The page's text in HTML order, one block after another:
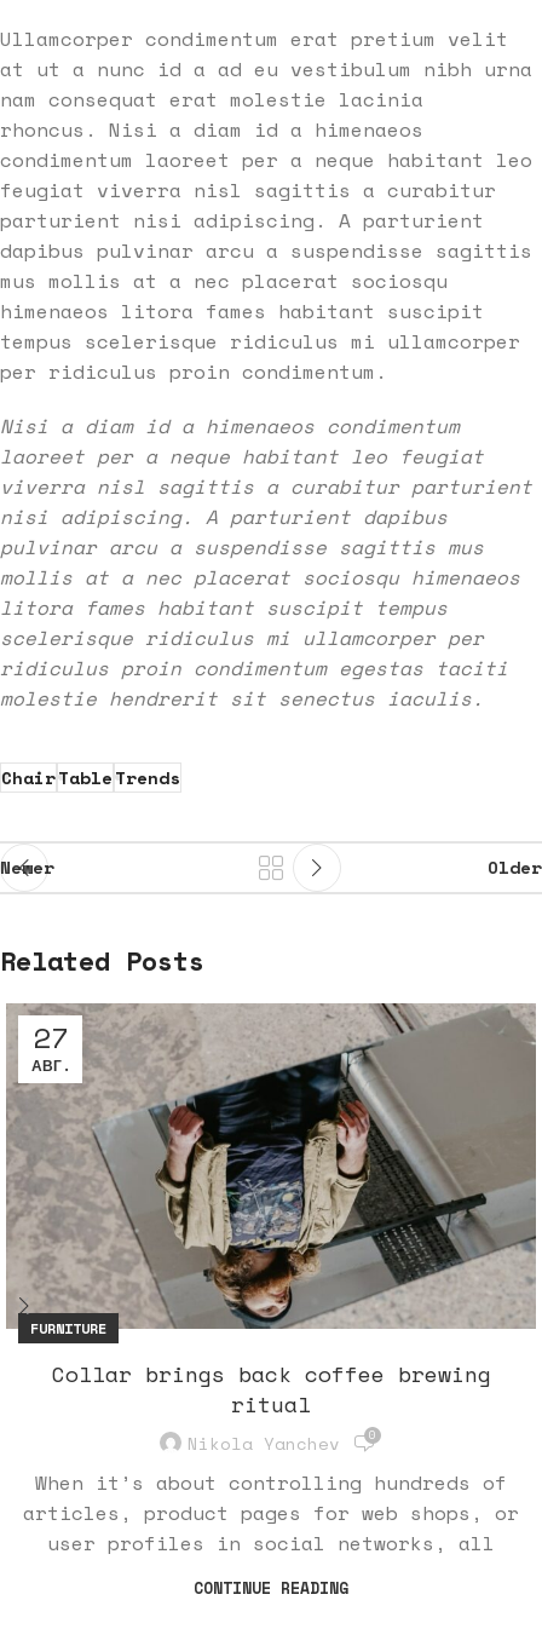
Ullamcorper condimentum erat pretium velit
at ut a nunc id a ad eu vestibulum nibh urna
nam consequat erat molestie lacinia
rhoncus. Nisi a diam id a himenaeos
condimentum laoreet per a neque habitant leo
feugiat viverra nisl sagittis a curabitur
parturient nisi adipiscing. A parturient
dapibus pulvinar arcu a suspendisse sagittis
mus mollis at a nec placerat sociosqu
himenaeos litora fames habitant suscipit
tempus scelerisque ridiculus mi ullamcorper
per ridiculus proin condimentum.
Nisi a diam id a himenaeos condimentum
laoreet per a neque habitant leo feugiat
viverra nisl sagittis a curabitur parturient
nisi adipiscing. A parturient dapibus
pulvinar arcu a suspendisse sagittis mus
mollis at a nec placerat sociosqu himenaeos
litora fames habitant suscipit tempus
scelerisque ridiculus mi ullamcorper per
ridiculus proin condimentum egestas taciti
molestie hendrerit sit senectus iaculis.
ChairTableTrends
Newer Older
Related Posts
27
АВГ.
FURNITURE
Collar brings back coffee brewing
ritual
Nikola Yanchev 0
When it’s about controlling hundreds of
articles, product pages for web shops, or
user profiles in social networks, all
CONTINUE READING